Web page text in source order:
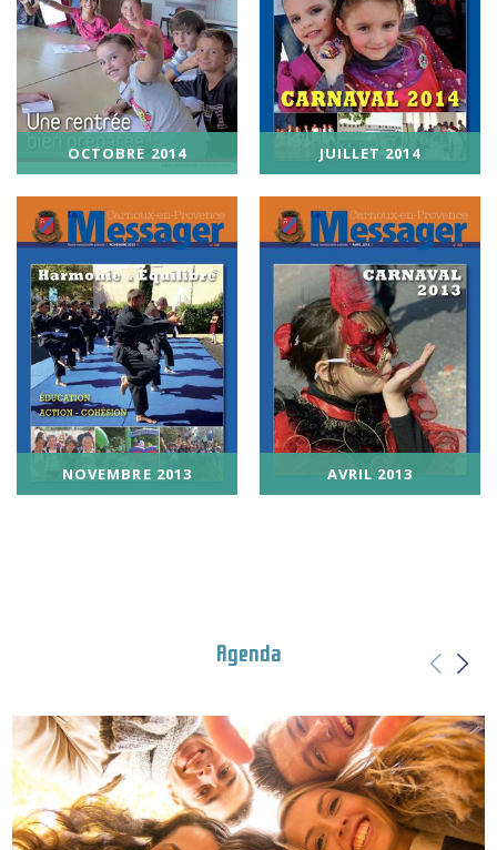
OCTOBRE 2014 JUILLET 2014
NOVEMBRE 2013 AVRIL 2013
Agenda